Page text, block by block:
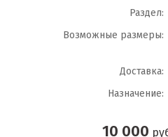
Раздел:
Возможные размеры:
Доставка:
Назначение:
10 000